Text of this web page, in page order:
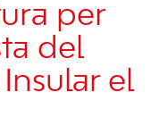
per
del
Insular el